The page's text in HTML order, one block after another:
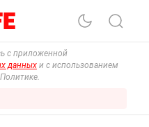
с приложенной
данных и с использованием